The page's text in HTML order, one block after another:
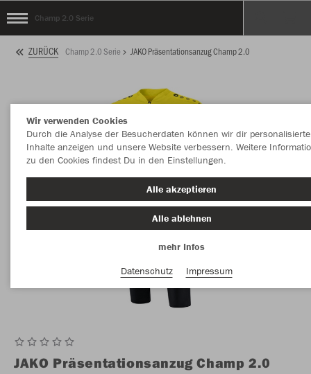
Champ 2.0 Serie
ZURÜCK Champ 2.0 Serie JAKO Präsentationsanzug Champ 2.0
JAKO Präsentationsanzug Champ 2.0
Wir verwenden Cookies
Durch die Analyse der Besucherdaten können wir dir personalisierte
Inhalte anzeigen und unsere Website verbessern. Weitere
zu den Cookies findest Du in den Einstellungen.
Alle akzeptieren
Alle ablehnen
mehr Infos
Datenschutz
Impressum